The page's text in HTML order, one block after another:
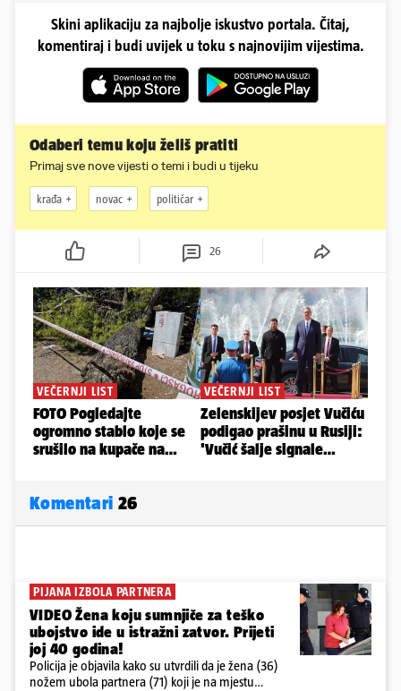
Skini aplikaciju za najbolje iskustvo portala. Čitaj,
komentiraj i budi uvijek u toku s najnovijim vijestima.
Odaberi temu koju želiš pratiti
Primaj sve nove vijesti o temi i budi u tijeku
krađa novac političar
26
Komentari 26
PIJANA IZBOLA PARTNERA
VIDEO Žena koju sumnjiče za teško
ubojstvo ide u istražni zatvor. Prijeti
joj 40 godina!
Policija je objavila kako su utvrdili da je žena (36)
nožem ubola partnera (71) koji je na mjestu